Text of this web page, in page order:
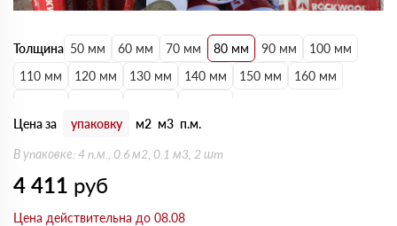
Толщина 50 мм 60 мм 70 мм 80 мм 90 мм
100 мм
110 мм
120 мм 130 мм 140 мм 150 мм
160 мм
Цена за
упаковку м2 м3 п.м.
В упаковке: 4 п.м., 0.6 м2, 0.1 м3, 2 шт
4 411 руб
Цена действительна до 08.08